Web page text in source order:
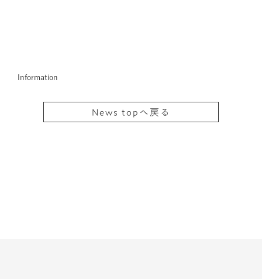
Information
News topへ戻る